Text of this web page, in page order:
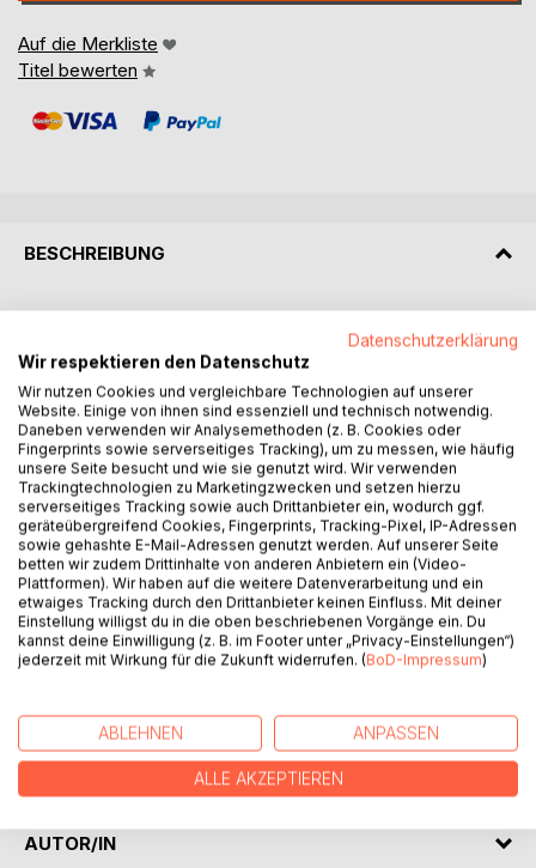
Auf die Merkliste
Titel bewerten
BESCHREIBUNG
Zeitzeugen ist ein Lesebuch entstanden, in dem Füssing-
Fans alles Wissenswerte zur abenteuerlichen
Vorgeschichte erfahren, incl. Auszüge aus vergriffenen
Büchern, privater Dokumente und Fotos. Hier kommen
diejenigen zu Wort, die damals dabei waren. Es geht um die
persönlichen Erinnerungen der Pioniere, die mit
unglaublichem Erfindungsgeist und enormer Tatkraft den
Grundstein gelegt haben für eine bessere Zukunft. Von
dem dornenreichen Weg soll die Rede sein, aber auch von
dem Staunen, dass viele Erwartungen übertroffen wurden.
Einzelne Themen werden mehrfach erzählt, aus
verschiedenen Perspektiven. Alle Personen vertreten
jeweils eigene Standpunkte: diese können, müssen aber
nicht übereinstimmen.
Alfons Haßfurter, Trudy Voelter-Zink und Luzia Miesgang
(geb. Schönberger).
Alle Rechte beim Verlag Lebenswerke.
AUTOR/IN
Datenschutzerklärung
Wir respektieren den Datenschutz
Wir nutzen Cookies und vergleichbare Technologien auf unserer
Website. Einige von ihnen sind essenziell und technisch notwendig.
Daneben verwenden wir Analysemethoden (z. B. Cookies oder
Fingerprints sowie serverseitiges Tracking), um zu messen, wie häufig
unsere Seite besucht und wie sie genutzt wird. Wir verwenden
Trackingtechnologien zu Marketingzwecken und setzen hierzu
serverseitiges Tracking sowie auch Drittanbieter ein, wodurch ggf.
geräteübergreifend Cookies, Fingerprints, Tracking-Pixel, IP-Adressen
sowie gehashte E-Mail-Adressen genutzt werden. Auf unserer Seite
betten wir zudem Drittinhalte von anderen Anbietern ein (Video-
Plattformen). Wir haben auf die weitere Datenverarbeitung und ein
etwaiges Tracking durch den Drittanbieter keinen Einfluss. Mit deiner
Einstellung willigst du in die oben beschriebenen Vorgänge ein. Du
kannst deine Einwilligung (z. B. im Footer unter „Privacy-Einstellungen“)
jederzeit mit Wirkung für die Zukunft widerrufen. (BoD-Impressum)
ABLEHNEN ANPASSEN
ALLE AKZEPTIEREN